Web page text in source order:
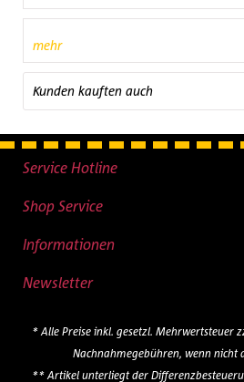
mehr
Kunden kauften auch
Service Hotline
Shop Service
Informationen
Newsletter
* Alle Preise inkl. gesetzl. Mehrwertsteuer
Nachnahmegebühren, wenn nicht
** Artikel unterliegt der